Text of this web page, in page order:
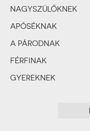
NAGYSZÜLŐKNEK
APÓSÉKNAK
A PÁRODNAK
FÉRFINAK
GYEREKNEK